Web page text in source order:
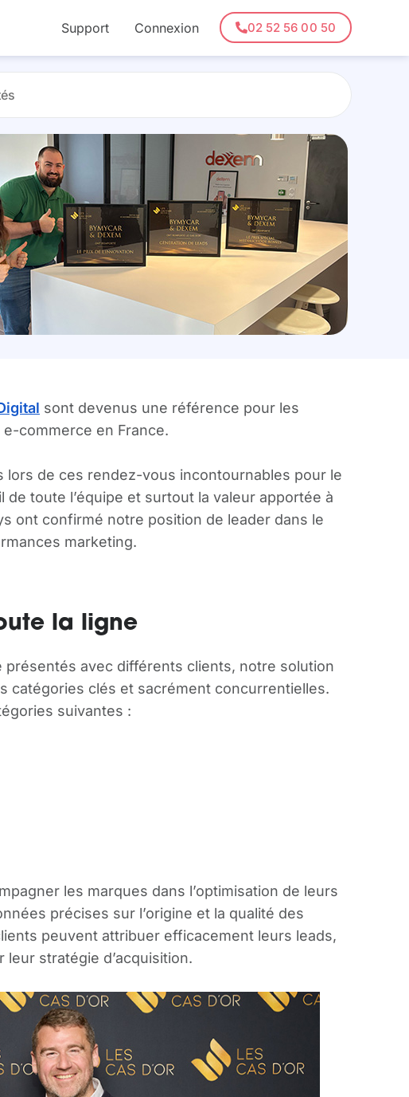
Support Connexion 02 52 56 00 50
sont devenus une référence pour les
commerce en France.
de ces rendez-vous incontournables pour le
toute l’équipe et surtout la valeur apportée à
ont confirmé notre position de leader dans le
marketing.
la ligne
présentés avec différents clients, notre solution
catégories clés et sacrément concurrentielles.
suivantes :
les marques dans l’optimisation de leurs
précises sur l’origine et la qualité des
peuvent attribuer efficacement leurs leads,
stratégie d’acquisition.